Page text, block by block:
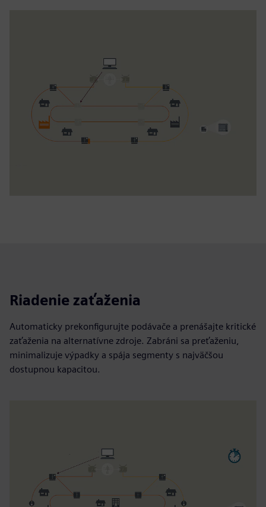
Riadenie zaťaženia
Automaticky prekonfigurujte podávače a prenášajte kritické
zaťaženia na alternatívne zdroje. Zabráni sa preťaženiu,
minimalizuje výpadky a spája segmenty s najväčšou
dostupnou kapacitou.